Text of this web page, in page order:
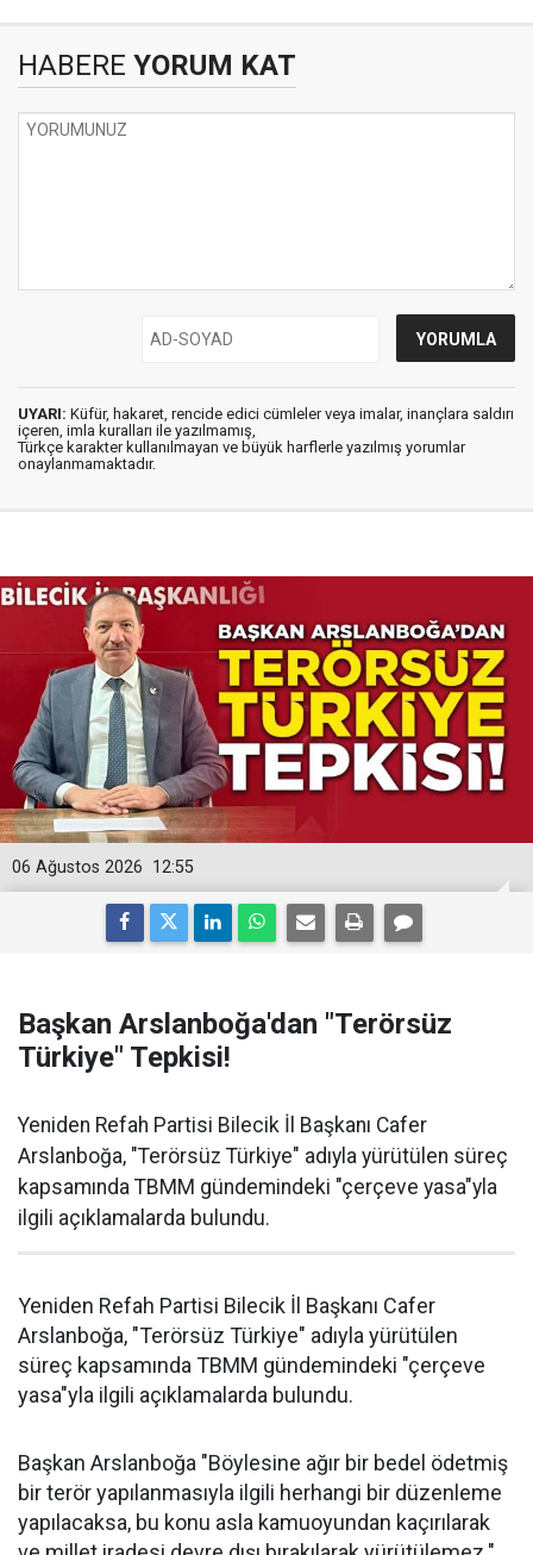
HABERE YORUM KAT
UYARI: Küfür, hakaret, rencide edici cümleler veya imalar, inançlara saldırı
içeren, imla kuralları ile yazılmamış,
Türkçe karakter kullanılmayan ve büyük harflerle yazılmış yorumlar
onaylanmamaktadır.
12:55
06 Ağustos 2026
Başkan Arslanboğa'dan "Terörsüz
Türkiye" Tepkisi!
Yeniden Refah Partisi Bilecik İl Başkanı Cafer
Arslanboğa, "Terörsüz Türkiye" adıyla yürütülen süreç
kapsamında TBMM gündemindeki "çerçeve yasa"yla
ilgili açıklamalarda bulundu.
Yeniden Refah Partisi Bilecik İl Başkanı Cafer
Arslanboğa, "Terörsüz Türkiye" adıyla yürütülen
süreç kapsamında TBMM gündemindeki "çerçeve
yasa"yla ilgili açıklamalarda bulundu.
Başkan Arslanboğa "Böylesine ağır bir bedel ödetmiş
bir terör yapılanmasıyla ilgili herhangi bir düzenleme
yapılacaksa, bu konu asla kamuoyundan kaçırılarak